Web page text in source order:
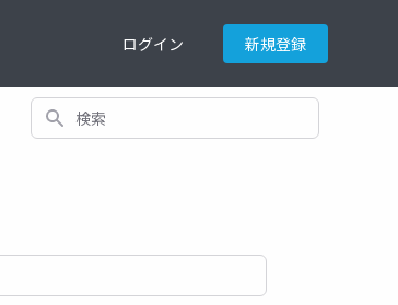
ログイン 新規登録
検索